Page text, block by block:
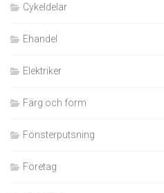
Cykeldelar
Ehandel
Elektriker
Färg och form
Fönsterputsning
Företag